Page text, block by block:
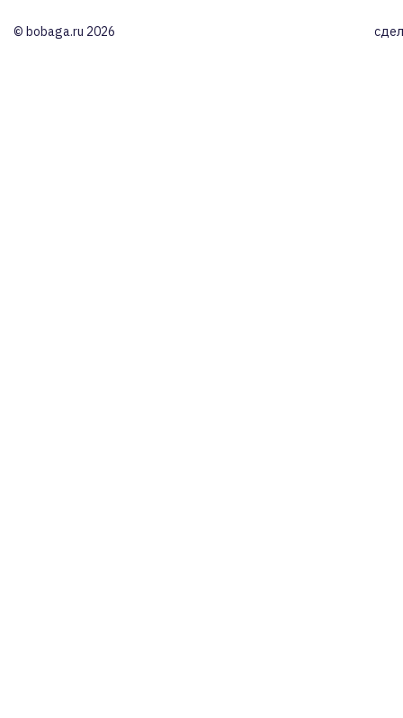
© bobaga.ru 2026